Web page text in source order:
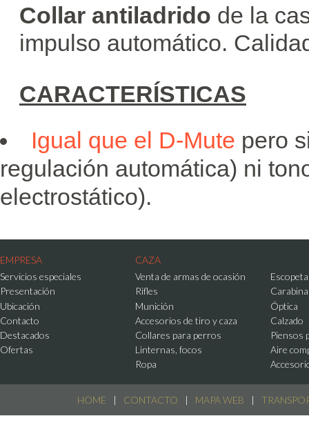
Collar antiladrido de la
impulso automático.
CARACTERÍSTICAS
Igual que el D-Mute pero
regulación automática) ni
electrostático).
HOME | CONTACTO | MAPA WEB |
EMPRESA
Servicios especiales
Presentación
Ubicación
Contacto
Destacados
Ofertas
CAZA
Venta de armas de ocasión
Rifles
Munición
Óptica
Accesorios de tiro y caza
Calzado
Collares para perros
Piensos
Linternas, focos
Aire
Ropa